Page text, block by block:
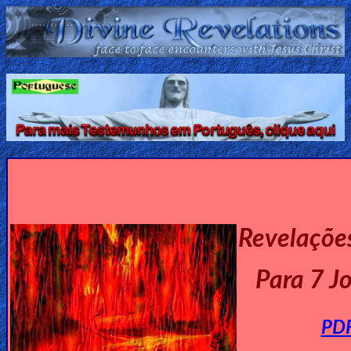
Home:
Home: Original Style
Site
🎞
Christian
Netflix
Para 7